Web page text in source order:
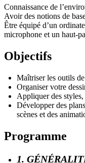
Connaissance de
Avoir des notions de
Être équipé d’un
microphone et un haut-
Objectifs
Maîtriser les outils
Organiser votre
Appliquer des styles,
Développer des
scènes et des
Programme
1.